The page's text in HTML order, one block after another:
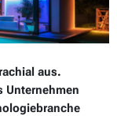
aus.
Unternehmen